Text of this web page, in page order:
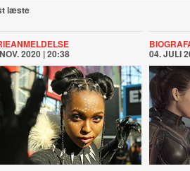
læste
2020 | 20:38 04. JULI